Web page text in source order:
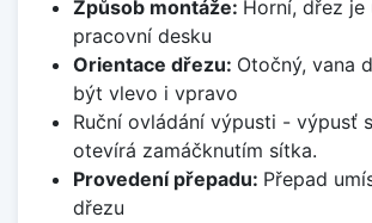
Způsob montáže: Horní, dřez je
pracovní desku
Orientace dřezu: Otočný, vana
být vlevo i vpravo
Ruční ovládání výpusti - výpusť
otevírá zamáčknutím sítka.
Provedení přepadu: Přepad
dřezu